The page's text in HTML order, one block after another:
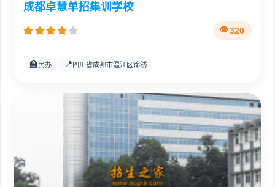
成都卓慧单招集训学校
320
🏫 民办 📍四川省成都市温江区锦绣